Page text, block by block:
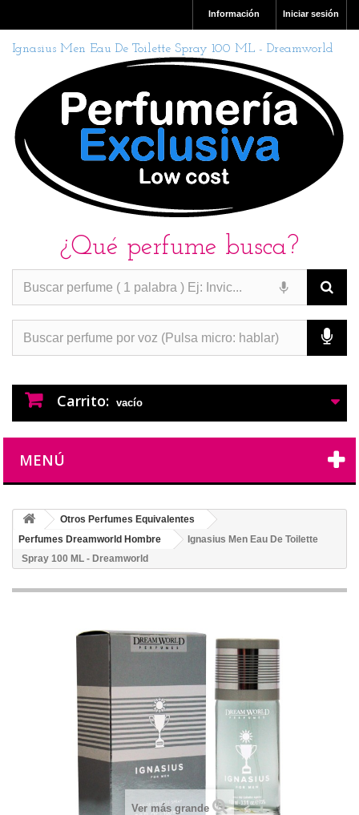
Iniciar sesión
Información
Ignasius Men Eau De Toilette Spray 100 ML - Dreamworld
¿Qué perfume busca?
Carrito: vacío
MENÚ
Otros Perfumes Equivalentes
Perfumes Dreamworld Hombre
Ignasius Men Eau De Toilette
Spray 100 ML - Dreamworld
Ver más grande